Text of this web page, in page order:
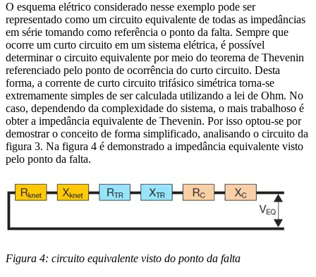
O esquema elétrico considerado nesse exemplo pode ser
representado como um circuito equivalente de todas as impedâncias
em série tomando como referência o ponto da falta. Sempre que
ocorre um curto circuito em um sistema elétrica, é possível
determinar o circuito equivalente por meio do teorema de Thevenin
referenciado pelo ponto de ocorrência do curto circuito. Desta
forma, a corrente de curto circuito trifásico simétrica torna-se
extremamente simples de ser calculada utilizando a lei de Ohm. No
caso, dependendo da complexidade do sistema, o mais trabalhoso é
obter a impedância equivalente de Thevenin. Por isso optou-se por
demostrar o conceito de forma simplificado, analisando o circuito da
figura 3. Na figura 4 é demonstrado a impedância equivalente visto
pelo ponto da falta.
Figura 4: circuito equivalente visto do ponto da falta